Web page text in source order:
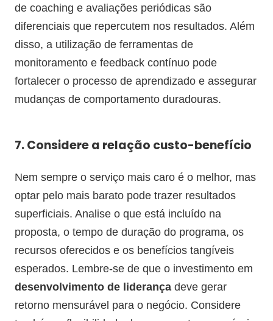
de coaching e avaliações periódicas são
diferenciais que repercutem nos resultados. Além
disso, a utilização de ferramentas de
monitoramento e feedback contínuo pode
fortalecer o processo de aprendizado e assegurar
mudanças de comportamento duradouras.
7. Considere a relação custo-benefício
Nem sempre o serviço mais caro é o melhor, mas
optar pelo mais barato pode trazer resultados
superficiais. Analise o que está incluído na
proposta, o tempo de duração do programa, os
recursos oferecidos e os benefícios tangíveis
esperados. Lembre-se de que o investimento em
desenvolvimento de liderança deve gerar
retorno mensurável para o negócio. Considere